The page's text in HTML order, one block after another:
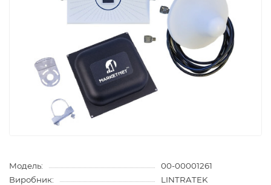
Модель:
00-00001261
Виробник:
LINTRATEK